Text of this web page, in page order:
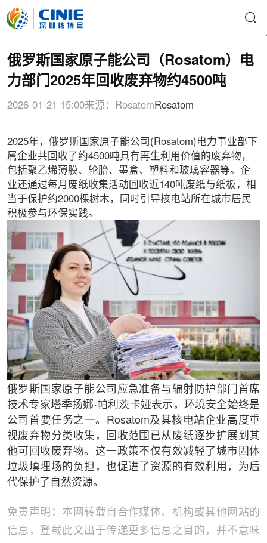
俄罗斯国家原子能公司（Rosatom）电
力部门2025年回收废弃物约4500吨
2026-01-21 15:00来源：Rosatom Rosatom
2025年，俄罗斯国家原子能公司(Rosatom)电力事业部下
属企业共回收了约4500吨具有再生利用价值的废弃物，
包括聚乙烯薄膜、轮胎、墨盒、塑料和玻璃容器等。企
业还通过每月废纸收集活动回收近140吨废纸与纸板，相
当于保护约2000棵树木，同时引导核电站所在城市居民
积极参与环保实践。
俄罗斯国家原子能公司应急准备与辐射防护部门首席
技术专家塔季扬娜·帕利茨卡娅表示，环境安全始终是
公司首要任务之一。Rosatom及其核电站企业高度重
视废弃物分类收集，回收范围已从废纸逐步扩展到其
他可回收废弃物。这一政策不仅有效减轻了城市固体
垃圾填埋场的负担，也促进了资源的有效利用，为后
代保护了自然资源。
免责声明：本网转载自合作媒体、机构或其他网站的
信息，登载此文出于传递更多信息之目的，并不意味